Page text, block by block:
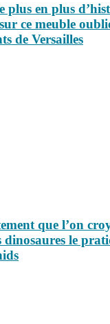
plus en plus
ce meuble
de Versailles
que l’on
dinosaures le